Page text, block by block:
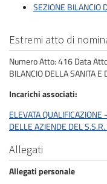
SEZIONE BILANCIO
Estremi atto di
Numero Atto: 416 Data
BILANCIO DELLA SANITA E
Incarichi associati
ELEVATA
DELLE AZIENDE DEL
Allegati
Allegati personale